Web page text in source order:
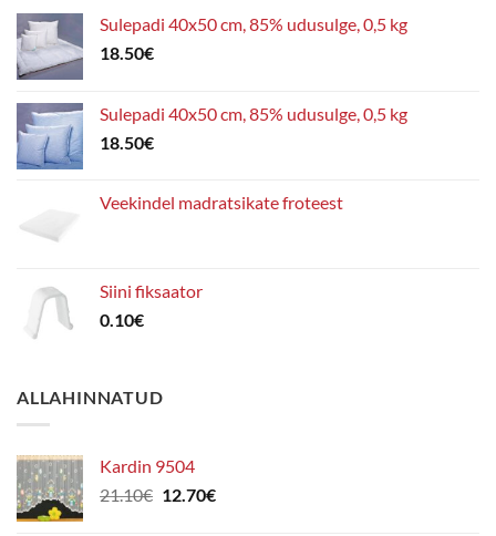
Sulepadi 40x50 cm, 85% udusulge, 0,5 kg
18.50€
Sulepadi 40x50 cm, 85% udusulge, 0,5 kg
18.50€
Veekindel madratsikate froteest
Siini fiksaator
0.10€
ALLAHINNATUD
Kardin 9504
21.10€ Algne
12.70€Praegune